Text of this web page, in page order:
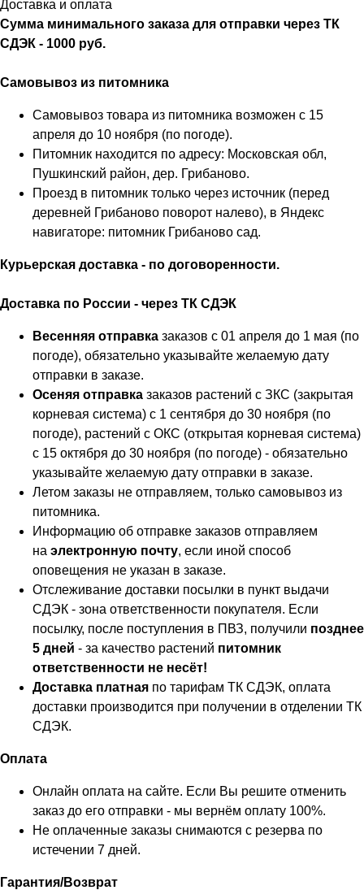
Доставка и оплата
Сумма минимального заказа для отправки через ТК
СДЭК - 1000 руб.
Самовывоз из питомника
Самовывоз товара из питомника возможен с 15
апреля до 10 ноября (по погоде).
Питомник находится по адресу: Московская обл,
Пушкинский район, дер. Грибаново.
Проезд в питомник только через источник (перед
деревней Грибаново поворот налево), в Яндекс
навигаторе: питомник Грибаново сад.
Курьерская доставка - по договоренности.
Доставка по России - через ТК СДЭК
Весенняя отправка заказов с 01 апреля до 1 мая (по
погоде), обязательно указывайте желаемую дату
отправки в заказе.
Осеняя отправка заказов растений с ЗКС (закрытая
корневая система) с 1 сентября до 30 ноября (по
погоде), растений с ОКС (открытая корневая система)
с 15 октября до 30 ноября (по погоде) - обязательно
указывайте желаемую дату отправки в заказе.
Летом заказы не отправляем, только самовывоз из
питомника.
Информацию об отправке заказов отправляем
на электронную почту, если иной способ
оповещения не указан в заказе.
Отслеживание доставки посылки в пункт выдачи
СДЭК - зона ответственности покупателя. Если
посылку, после поступления в ПВЗ, получили позднее
5 дней - за качество растений питомник
ответственности не несёт!
Доставка платная по тарифам ТК СДЭК, оплата
доставки производится при получении в отделении ТК
СДЭК.
Оплата
Онлайн оплата на сайте. Если Вы решите отменить
заказ до его отправки - мы вернём оплату 100%.
Не оплаченные заказы снимаются с резерва по
истечении 7 дней.
Гарантия/Возврат